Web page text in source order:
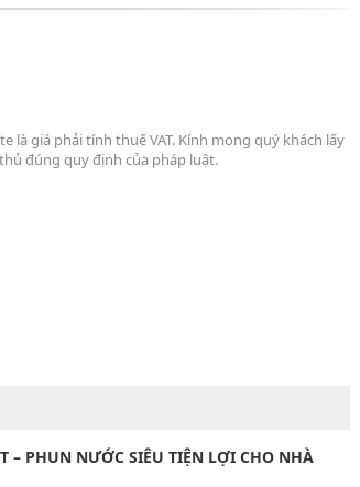
là giá phải tính thuế VAT. Kính mong quý khách lấy
đúng quy định của pháp luật.
– PHUN NƯỚC SIÊU TIỆN LỢI CHO NHÀ